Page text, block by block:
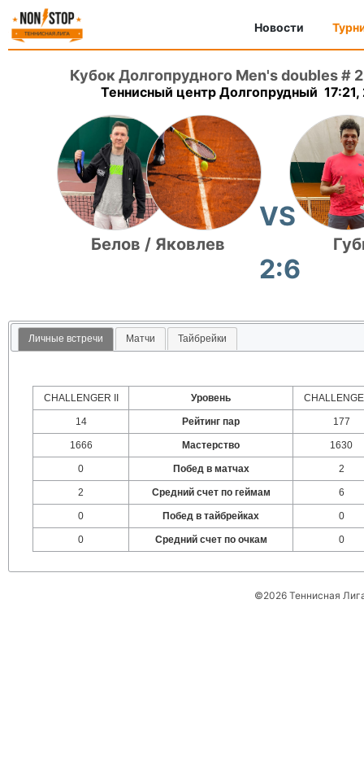
Новости
Кубок Долгопрудного Men's doubles # 2
Теннисный центр Долгопрудный
Белов / Яковлев
VS
2:6
Личные встречи Матчи Тайбрейки
CHALLENGER II Уровень
14 Рейтинг пар 177
1666 Мастерство 1630
0 Побед в матчах 2
2 Средний счет по геймам 6
0 Побед в тайбрейках 0
0 Средний счет по очкам 0
©2026 Теннисная